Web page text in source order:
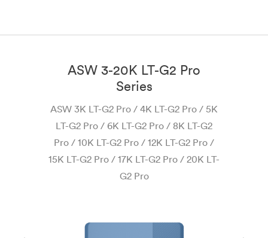
ASW 3-20K LT-G2 Pro
Series
ASW 3K LT-G2 Pro / 4K LT-G2 Pro / 5K
LT-G2 Pro / 6K LT-G2 Pro / 8K LT-G2
Pro / 10K LT-G2 Pro / 12K LT-G2 Pro /
15K LT-G2 Pro / 17K LT-G2 Pro / 20K LT-
G2 Pro